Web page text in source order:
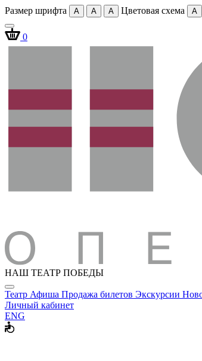
Размер шрифта A A A Цветовая схема A
0
НАШ ТЕАТР ПОБЕДЫ
Театр Афиша Продажа билетов Экскурсии
Личный кабинет
ENG